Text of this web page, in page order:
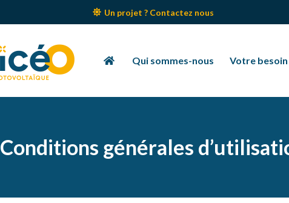
Un projet ? Contactez nous
Qui sommes-nous Votre besoin
Conditions générales